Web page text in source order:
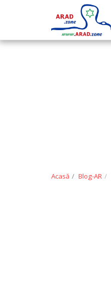
Acasă Blog-AR